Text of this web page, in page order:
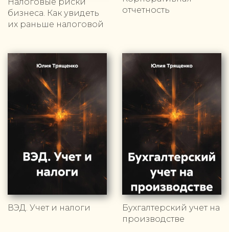
бизнеса. Как увидеть
их раньше налоговой
отчетность
ВЭД. Учет и налоги
Бухгалтерский учет на
производстве